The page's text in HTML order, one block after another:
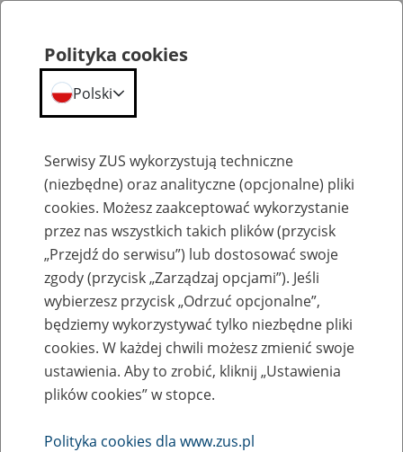
Biogramy
Monika Grochowska
Polityka cookies
Polski
Serwisy ZUS wykorzystują techniczne
(niezbędne) oraz analityczne (opcjonalne) pliki
cookies. Możesz zaakceptować wykorzystanie
przez nas wszystkich takich plików (przycisk
„Przejdź do serwisu”) lub dostosować swoje
zgody (przycisk „Zarządzaj opcjami”). Jeśli
wybierzesz przycisk „Odrzuć opcjonalne”,
będziemy wykorzystywać tylko niezbędne pliki
cookies. W każdej chwili możesz zmienić swoje
ustawienia. Aby to zrobić, kliknij „Ustawienia
plików cookies” w stopce.
Polityka cookies dla www.zus.pl